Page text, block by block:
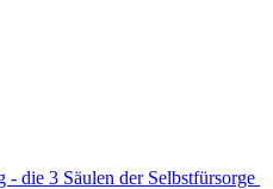
die 3 Säulen der Selbstfürsorge